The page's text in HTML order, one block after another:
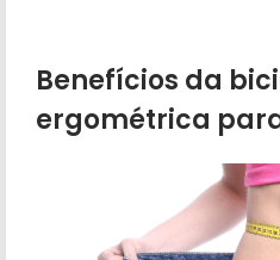
Benefícios da
ergométrica